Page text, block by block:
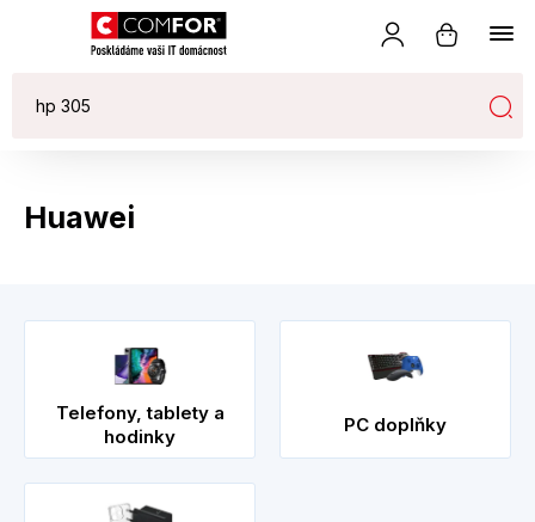
Huawei
Telefony, tablety a
hodinky
PC doplňky